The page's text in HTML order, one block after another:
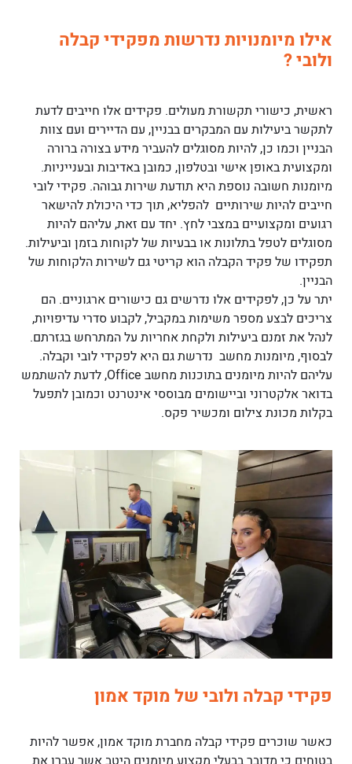
אילו מיומנויות נדרשות מפקידי קבלה
ולובי ?
ראשית, כישורי תקשורת מעולים. פקידים אלו חייבים לדעת
לתקשר ביעילות עם המבקרים בבניין, עם הדיירים ועם צוות
הבניין וכמו כן, להיות מסוגלים להעביר מידע בצורה ברורה
ומקצועית באופן אישי ובטלפון, כמובן באדיבות ובענייניות.
מיומנות חשובה נוספת היא תודעת שירות גבוהה. פקידי לובי
חייבים להיות שירותיים להפליא, תוך כדי היכולת להישאר
רגועים ומקצועיים במצבי לחץ. יחד עם זאת, עליהם להיות
מסוגלים לטפל בתלונות או בבעיות של לקוחות בזמן וביעילות.
תפקידו של פקיד הקבלה הוא קריטי גם לשירות הלקוחות של
הבניין.
יתר על כן, לפקידים אלו נדרשים גם כישורים ארגוניים. הם
צריכים לבצע מספר משימות במקביל, לקבוע סדרי עדיפויות,
לנהל את זמנם ביעילות ולקחת אחריות על המתרחש בגזרתם.
לבסוף, מיומנות מחשב נדרשת גם היא לפקידי לובי וקבלה.
עליהם להיות מיומנים בתוכנות מחשב Office, לדעת להשתמש
בדואר אלקטרוני וביישומים מבוססי אינטרנט וכמובן לתפעל
בקלות מכונת צילום ומכשיר פקס.
פקידי קבלה ולובי של מוקד אמון
כאשר שוכרים פקידי קבלה מחברת מוקד אמון, אפשר להיות